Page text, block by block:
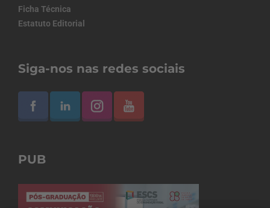
Ficha Técnica
Estatuto Editorial
Siga-nos nas redes sociais
PUB